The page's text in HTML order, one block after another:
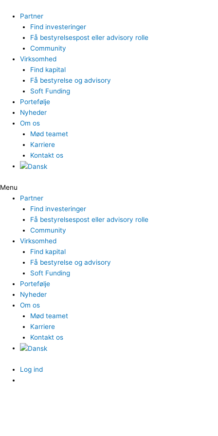
indholdet
Partner
Find investeringer
Få bestyrelsespost eller advisory rolle
Community
Virksomhed
Find kapital
Få bestyrelse og advisory
Soft Funding
Portefølje
Nyheder
Om os
Mød teamet
Karriere
Kontakt os
Menu
Partner
Find investeringer
Få bestyrelsespost eller advisory rolle
Community
Virksomhed
Find kapital
Få bestyrelse og advisory
Soft Funding
Portefølje
Nyheder
Om os
Mød teamet
Karriere
Kontakt os
Log ind